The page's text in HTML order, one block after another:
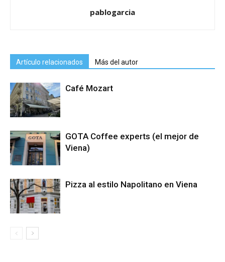
pablogarcia
Artículo relacionados Más del autor
Café Mozart
GOTA Coffee experts (el mejor de
Viena)
Pizza al estilo Napolitano en Viena